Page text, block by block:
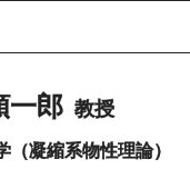
一郎 教授
（凝縮系物性理論）